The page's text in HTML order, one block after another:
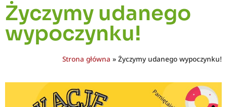
Życzymy udanego
wypoczynku!
Strona główna » Życzymy udanego wypoczynku!